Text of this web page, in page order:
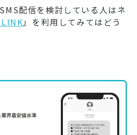
配信を検討している人はネ
」を利用してみてはどう